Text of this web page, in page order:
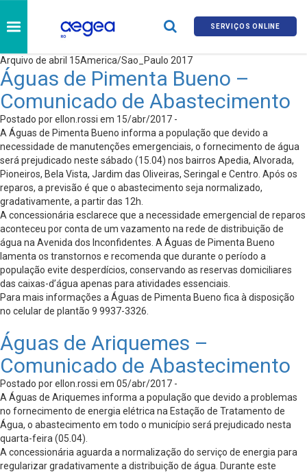
SERVIÇOS ONLINE
Arquivo de abril 15America/Sao_Paulo 2017
Águas de Pimenta Bueno –
Comunicado de Abastecimento
Postado por ellon.rossi em 15/abr/2017 -
A Águas de Pimenta Bueno informa a população que devido a
necessidade de manutenções emergenciais, o fornecimento de água
será prejudicado neste sábado (15.04) nos bairros Apedia, Alvorada,
Pioneiros, Bela Vista, Jardim das Oliveiras, Seringal e Centro. Após os
reparos, a previsão é que o abastecimento seja normalizado,
gradativamente, a partir das 12h.
A concessionária esclarece que a necessidade emergencial de reparos
aconteceu por conta de um vazamento na rede de distribuição de
água na Avenida dos Inconfidentes. A Águas de Pimenta Bueno
lamenta os transtornos e recomenda que durante o período a
população evite desperdícios, conservando as reservas domiciliares
das caixas-d’água apenas para atividades essenciais.
Para mais informações a Águas de Pimenta Bueno fica à disposição
no celular de plantão 9 9937-3326.
Águas de Ariquemes –
Comunicado de Abastecimento
Postado por ellon.rossi em 05/abr/2017 -
A Águas de Ariquemes informa a população que devido a problemas
no fornecimento de energia elétrica na Estação de Tratamento de
Água, o abastecimento em todo o município será prejudicado nesta
quarta-feira (05.04).
A concessionária aguarda a normalização do serviço de energia para
regularizar gradativamente a distribuição de água. Durante este